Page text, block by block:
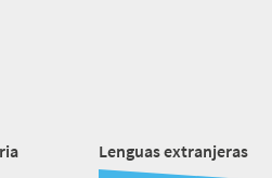
Lenguas extranjeras